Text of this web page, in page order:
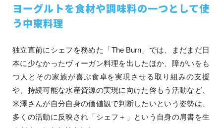
ヨーグルトを食材や調味料の一つとして使
う中東料理
独立直前にシェフを務めた「The Burn」では、まだまだ日
本に少なかったヴィーガン料理を出したほか、障がいをも
つ人とその家族が喜ぶ食卓を実現させる取り組みの支援
や、持続可能な水産資源の実現に向けた啓もう活動など、
米澤さんが自分自身の価値観で判断したいという姿勢は、
多くの活動に反映され「シェフ＋」という自身の肩書を生